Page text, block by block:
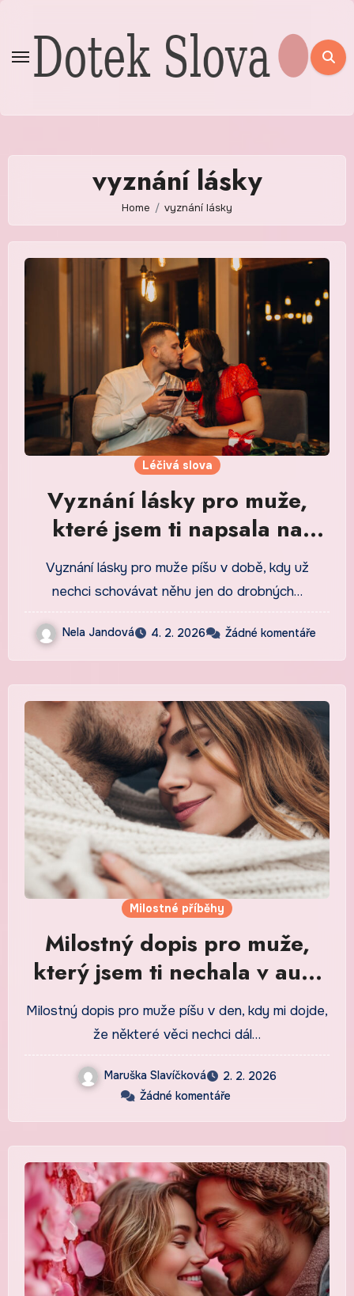
content
vyznání lásky
Home vyznání lásky
Léčivá slova
Vyznání lásky pro muže,
které jsem ti napsala na
lístek do peněženky
Vyznání lásky pro muže píšu v době, kdy už
nechci schovávat něhu jen do drobných…
Nela Jandová 4. 2. 2026 Žádné komentáře
Milostné příběhy
Milostný dopis pro muže,
který jsem ti nechala v autě
na sedadle
Milostný dopis pro muže píšu v den, kdy mi dojde,
že některé věci nechci dál…
Maruška Slavíčková
2. 2. 2026
Žádné komentáře